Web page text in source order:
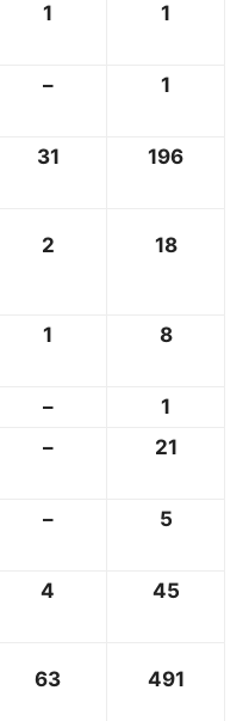
1 1
– 1
31 196
2 18
1 8
–
1
– 21
– 5
4 45
63 491